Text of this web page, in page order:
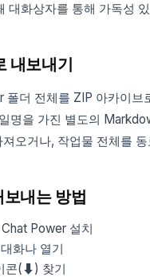
대화상자를 통해 가독성
내보내기
더 전체를 ZIP 아카이브
명을 가진 별도의
오거나, 작업물 전체를
내는 방법
Power 설치
화나 열기
콘(⬇) 찾기